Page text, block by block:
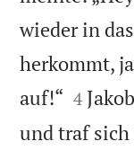
wieder in
herkommt,
auf!“ 

4
und traf